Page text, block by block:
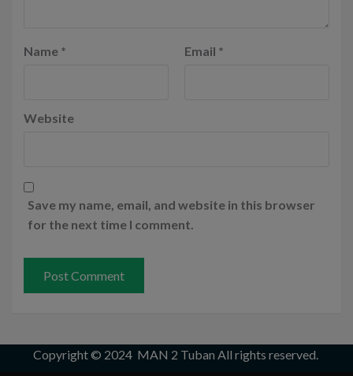
Name * Email *
Website
Save my name, email, and website in this browser
for the next time I comment.
Copyright © 2024 MAN 2 Tuban All rights reserved.